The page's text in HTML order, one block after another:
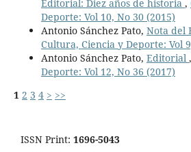
Editorial: Diez años de historia ,
Deporte: Vol 10, No 30 (2015)
Antonio Sánchez Pato, Nota del
Cultura, Ciencia y Deporte: Vol
Antonio Sánchez Pato, Editorial ,
Deporte: Vol 12, No 36 (2017)
1 2 3 4 > >>
ISSN Print: 1696-5043